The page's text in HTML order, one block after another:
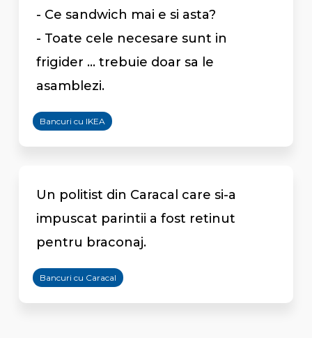
- Ce sandwich mai e si asta?
- Toate cele necesare sunt in
frigider ... trebuie doar sa le
asamblezi.
Bancuri cu IKEA
Un politist din Caracal care si-a
impuscat parintii a fost retinut
pentru braconaj.
Bancuri cu Caracal